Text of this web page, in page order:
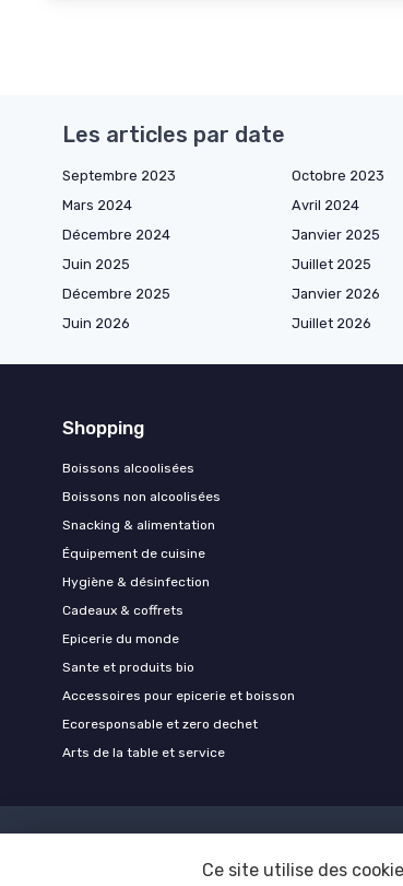
Les articles par date
Septembre 2023 Octobre 2023
Mars 2024
Avril 2024
Décembre 2024
Janvier 2025
Juin 2025
Juillet 2025
Décembre 2025
Janvier 2026
Juin 2026
Juillet 2026
Shopping
Boissons alcoolisées
Boissons non alcoolisées
Snacking & alimentation
Équipement de cuisine
Hygiène & désinfection
Cadeaux & coffrets
Epicerie du monde
Sante et produits bio
Accessoires pour epicerie et boisson
Ecoresponsable et zero dechet
Arts de la table et service
Ce site utilise des